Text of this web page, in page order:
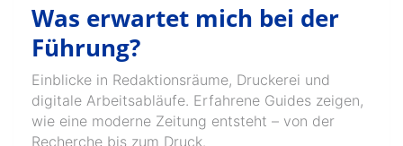
Was erwartet mich bei der
Führung?
Einblicke in Redaktionsräume, Druckerei und
digitale Arbeitsabläufe. Erfahrene Guides zeigen,
wie eine moderne Zeitung entsteht – von der
Recherche bis zum Druck.